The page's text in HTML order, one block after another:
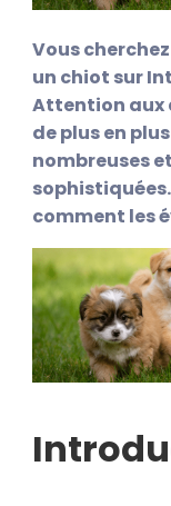
Vous
un chiot sur
Attention aux
de plus en plus
nombreuses et
comment les